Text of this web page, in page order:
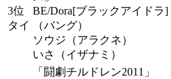
3位
タイ
BE/Dora[ブラックアイドラ]
（バング）
ソウジ（アラクネ）
いさ（イザナミ）
「闘劇チルドレン2011」